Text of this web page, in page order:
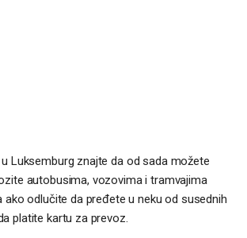
Luksemburg znajte da od sada možete
autobusima, vozovima i tramvajima
ako odlučite da pređete u neku od susednih
platite kartu za prevoz.